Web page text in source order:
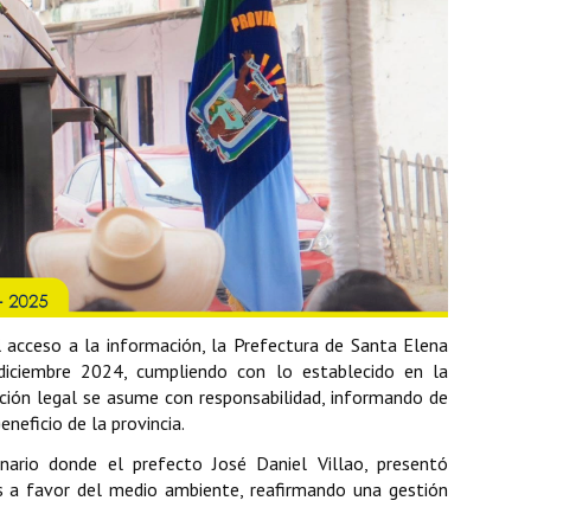
a la información, la Prefectura de Santa Elena
2024, cumpliendo con lo establecido en la
legal se asume con responsabilidad, informando de
de la provincia.
donde el prefecto José Daniel Villao, presentó
a favor del medio ambiente, reafirmando una gestión